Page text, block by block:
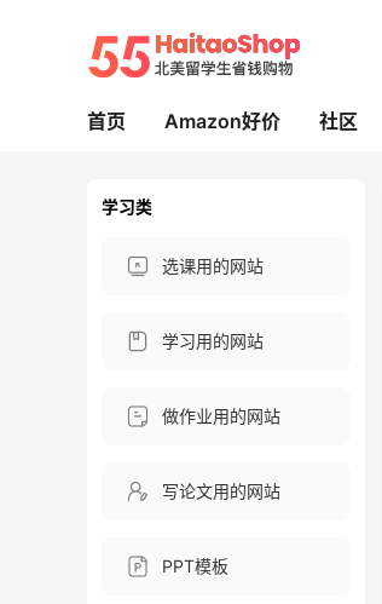
首页 Amazon好价 社区
学习类
选课用的网站
学习用的网站
做作业用的网站
写论文用的网站
PPT模板